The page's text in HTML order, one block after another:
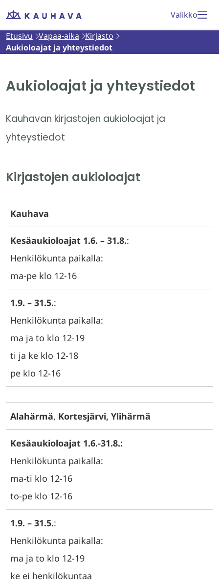
Siirry
Etusivu
Valikko
Etusivu Vapaa-aika Kirjasto
Aukioloajat ja yhteystiedot
Aukioloajat ja yhteystiedot
Kauhavan kirjastojen aukioloajat ja
yhteystiedot
Kirjastojen aukioloajat
Kauhava
Kesäaukioloajat 1.6. – 31.8.:
Henkilökunta paikalla:
ma-pe klo 12-16
1.9. – 31.5.:
Henkilökunta paikalla:
ma ja to klo 12-19
ti ja ke klo 12-18
pe klo 12-16
Alahärmä, Kortesjärvi, Ylihärmä
Kesäaukioloajat 1.6.-31.8.:
Henkilökunta paikalla:
ma-ti klo 12-16
to-pe klo 12-16
1.9. – 31.5.:
Henkilökunta paikalla:
ma ja to klo 12-19
ke ei henkilökuntaa